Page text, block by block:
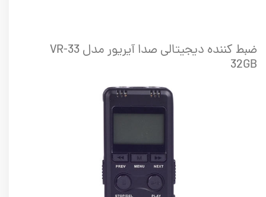
ضبط کننده دیجیتالی صدا آیریور مدل VR-33
32GB